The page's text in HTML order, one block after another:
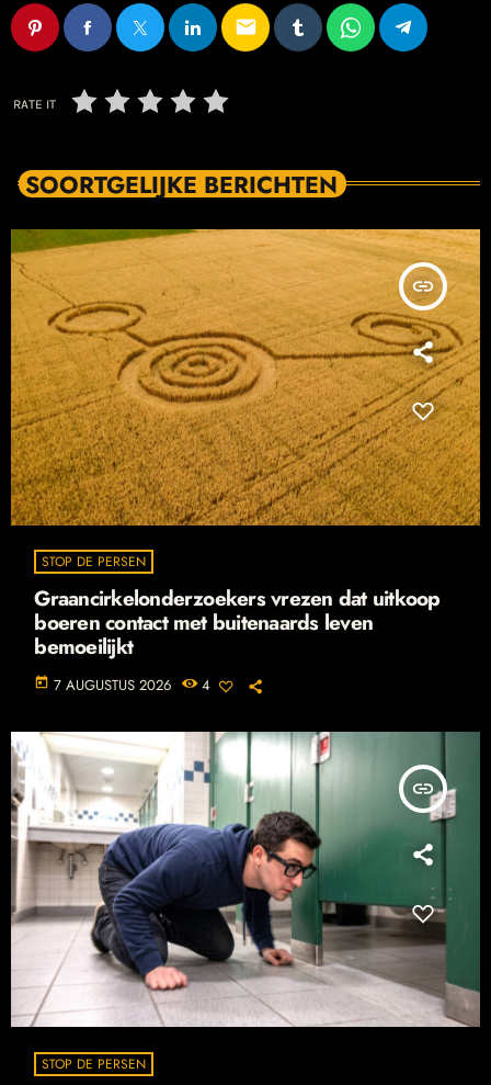
email
RATE IT
SOORTGELIJKE BERICHTEN
insert_link
STOP DE PERSEN
Graancirkelonderzoekers vrezen dat uitkoop
boeren contact met buitenaards leven
bemoeilijkt
today 7 AUGUSTUS 2026 4
insert_link
STOP DE PERSEN